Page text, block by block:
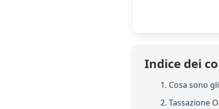
Indice dei
1. Cosa sono
2. Tassazione